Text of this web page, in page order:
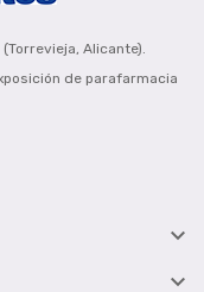
Alicante).
de parafarmacia

